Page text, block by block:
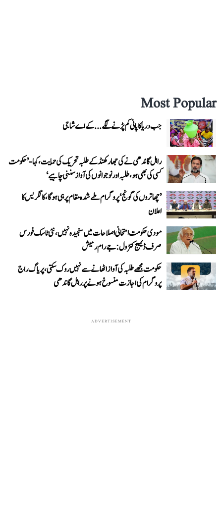
Most Popular
جب دریا کا پانی کم پڑنے لگے...کے اے شاجی
راہل گاندھی نے کی جھارکھنڈ کے طلبہ تحریک کی حمایت، کہا- ’حکومت
کسی کی بھی ہو، طلبہ اور نوجوانوں کی آواز سننی چاہیے‘
’چھاتروں کی گونج‘ پروگرام طے شدہ مقام پر ہی ہوگا، کانگریس کا
اعلان
مودی حکومت امتحانی اصلاحات میں سنجیدہ نہیں، نئی ٹاسک فورس
صرف ڈیمیج کنٹرول: جے رام رمیش
حکومت مجھے طلبہ کی آواز اٹھانے سے نہیں روک سکتی، پریاگ راج
پروگرام کی اجازت منسوخ ہونے پر راہل گاندھی
ADVERTISEMENT